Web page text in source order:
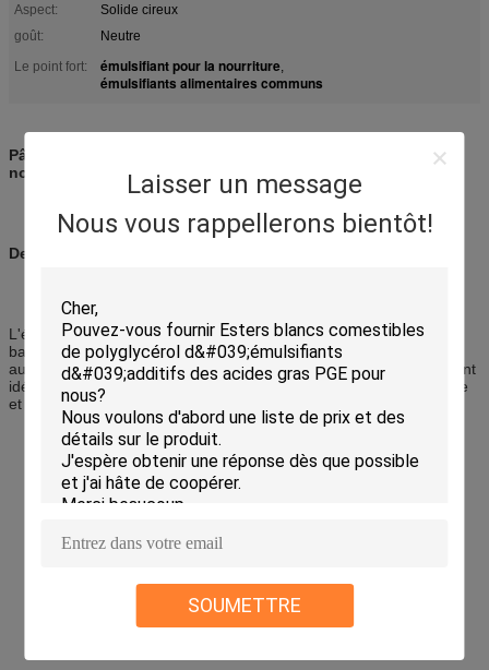
Laisser un message
Nous vous rappellerons bientôt!
SOUMETTRE
Aspect:
Solide cireux
goût:
Neutre
Le point fort:
émulsifiant pour la nourriture,
émulsifiants alimentaires communs
Pâtisserie instantanée d'émulsifiant de gâteau d'éponge de
nourriture pour prolonger la durée de conservation
Description :
L'émulsifiant instantané de gâteau de marque de Yichuang peut
battre la pâte lisse rapidement, raccourcir fouetter le temps et
augmenter la stabilité de forme de la pâte lisse. C'est un émulsifiant
idéal qui donne le pain agrandi, fournit la texture sensible et douce
et la durée de conservation prolongée aux produits finis.
Caractéristiques :
Émulsifiant instantané de gâteau
Couleur : Jaune-clair
Goût : Neutre, peu gras
Puissance écumante (%) : ≥350
Arsenic (mg/kg) : ≤2
Avance (mg/kg) : ≤2